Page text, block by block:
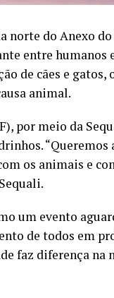
norte do Anexo
entre humanos
de cães e
animal.
por meio da
os animais e
um evento
de todos em
faz diferença na